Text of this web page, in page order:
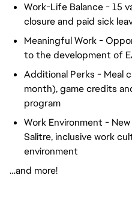
Work-Life Balance - 15
closure and paid sick
Meaningful Work -
to the development of
Additional Perks - Meal
month), game credits
program
Work Environment -
Salitre, inclusive work
environment
…and more!